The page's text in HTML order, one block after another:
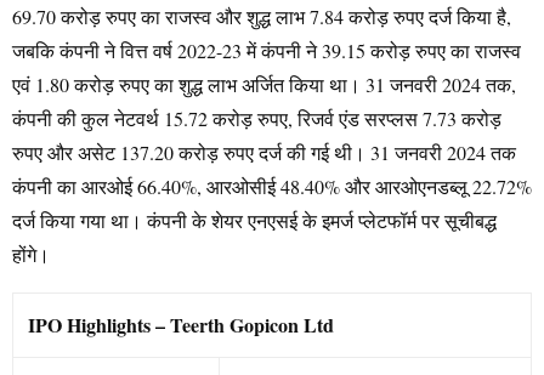
69.70 करोड़ रुपए का राजस्व और शुद्ध लाभ 7.84 करोड़ रुपए दर्ज किया है,
जबकि कंपनी ने वित्त वर्ष 2022-23 में कंपनी ने 39.15 करोड़ रुपए का राजस्व
एवं 1.80 करोड़ रुपए का शुद्ध लाभ अर्जित किया था। 31 जनवरी 2024 तक,
कंपनी की कुल नेटवर्थ 15.72 करोड़ रुपए, रिजर्व एंड सरप्लस 7.73 करोड़
रुपए और असेट 137.20 करोड़ रुपए दर्ज की गई थी। 31 जनवरी 2024 तक
कंपनी का आरओई 66.40%, आरओसीई 48.40% और आरओएनडब्लू 22.72%
दर्ज किया गया था। कंपनी के शेयर एनएसई के इमर्ज प्लेटफॉर्म पर सूचीबद्ध
होंगे।
IPO Highlights –Teerth Gopicon Ltd